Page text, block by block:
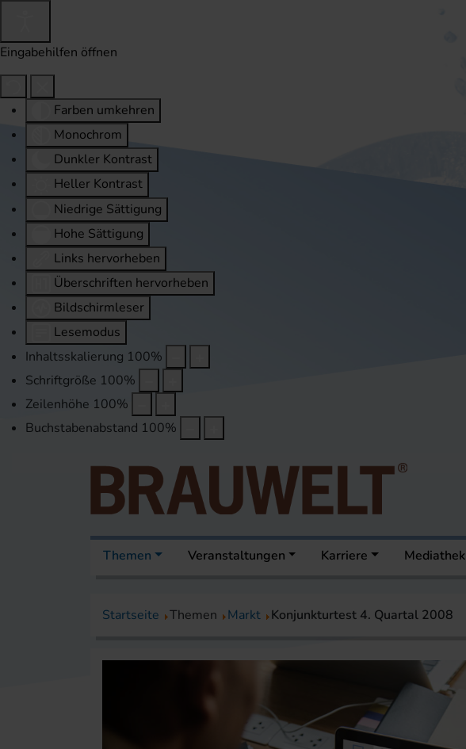
Eingabehilfen öffnen
Farben umkehren
Monochrom
Dunkler Kontrast
Heller Kontrast
Niedrige Sättigung
Hohe Sättigung
Links hervorheben
Überschriften hervorheben
Bildschirmleser
Lesemodus
Inhaltsskalierung 100%
Schriftgröße 100%
Zeilenhöhe 100%
Buchstabenabstand 100%
Themen Veranstaltungen Karriere Mediathek
Startseite Themen Markt Konjunkturtest 4. Quartal 2008